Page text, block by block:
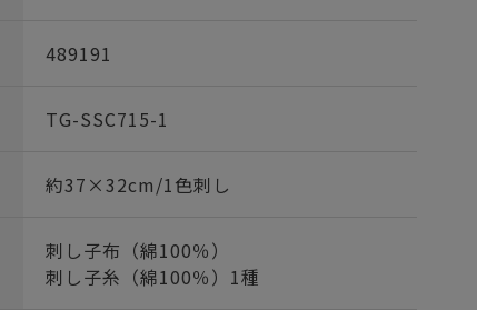
489191
TG-SSC715-1
約37×32cm/1色刺し
刺し子布（綿100％）
刺し子糸（綿100％）1種